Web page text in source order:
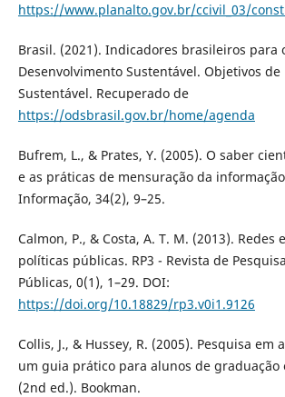
https://www.planalto.gov.br/ccivil_03/
Brasil. (2021). Indicadores brasileiros para
Desenvolvimento Sustentável. Objetivos
Sustentável. Recuperado de
https://odsbrasil.gov.br/home/agenda
Bufrem, L., & Prates, Y. (2005). O saber
e as práticas de mensuração da
Informação, 34(2), 9–25.
Calmon, P., & Costa, A. T. M. (2013). Redes
políticas públicas. RP3 - Revista de
Públicas, 0(1), 1–29. DOI:
https://doi.org/10.18829/rp3.v0i1.9126
Collis, J., & Hussey, R. (2005). Pesquisa em
um guia prático para alunos de graduação
(2nd ed.). Bookman.